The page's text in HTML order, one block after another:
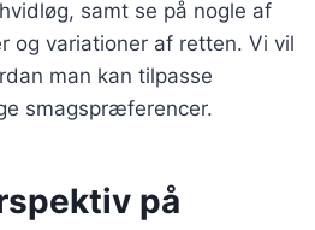
samt se på nogle af
og variationer af retten. Vi vil
man kan tilpasse
smagspræferencer.
på